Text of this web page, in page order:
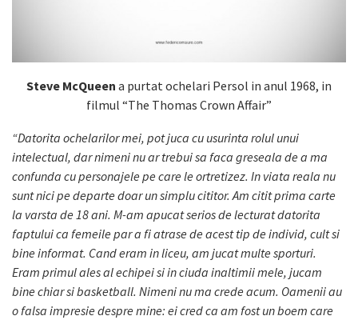
Steve McQueen a purtat ochelari Persol in anul 1968, in
filmul “The Thomas Crown Affair”
“Datorita ochelarilor mei, pot juca cu usurinta rolul unui
intelectual, dar nimeni nu ar trebui sa faca greseala de a ma
confunda cu personajele pe care le ortretizez. In viata reala nu
sunt nici pe departe doar un simplu cititor. Am citit prima carte
la varsta de 18 ani. M-am apucat serios de lecturat datorita
faptului ca femeile par a fi atrase de acest tip de individ, cult si
bine informat. Cand eram in liceu, am jucat multe sporturi.
Eram primul ales al echipei si in ciuda inaltimii mele, jucam
bine chiar si basketball. Nimeni nu ma crede acum. Oamenii au
o falsa impresie despre mine: ei cred ca am fost un boem care